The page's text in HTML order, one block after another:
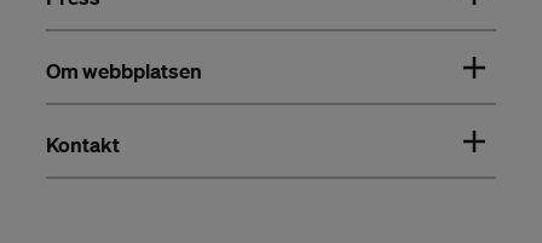
Om webbplatsen
Kontakt